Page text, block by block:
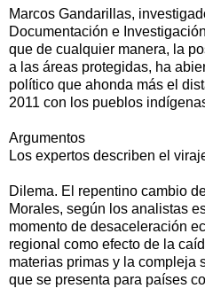
Marcos Gandarillas,
Documentación e
que de cualquier manera, la
a las áreas protegidas, ha
político que ahonda más el
2011 con los pueblos
Argumentos
Los expertos describen el
Dilema. El repentino cambio
Morales, según los analistas
momento de desaceleración
regional como efecto de la
materias primas y la compleja
que se presenta para países